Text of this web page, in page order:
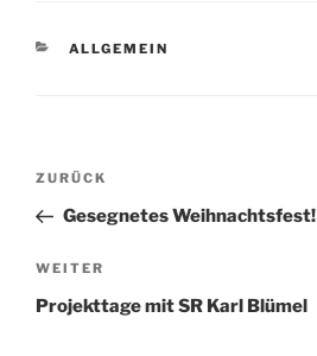
KATEGORIEN
ALLGEMEIN
Beitragsnavigation
Vorheriger
Beitrag
ZURÜCK
Gesegnetes Weihnachtsfest!
Nächster
Beitrag
WEITER
Projekttage mit SR Karl Blümel